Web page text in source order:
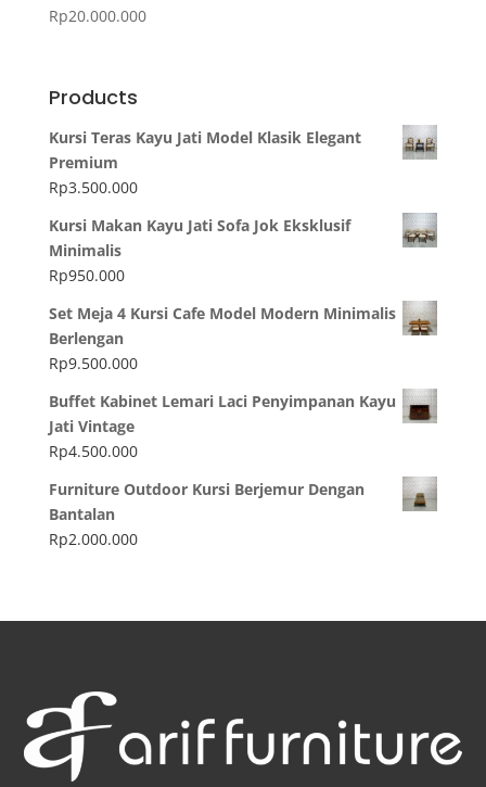
Rp20.000.000
Products
Kursi Teras Kayu Jati Model Klasik Elegant
Premium
Rp3.500.000
Kursi Makan Kayu Jati Sofa Jok Eksklusif
Minimalis
Rp950.000
Set Meja 4 Kursi Cafe Model Modern Minimalis
Berlengan
Rp9.500.000
Buffet Kabinet Lemari Laci Penyimpanan Kayu
Jati Vintage
Rp4.500.000
Furniture Outdoor Kursi Berjemur Dengan
Bantalan
Rp2.000.000